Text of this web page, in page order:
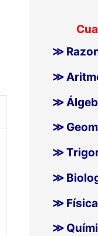
≫
≫
≫
≫
≫
≫
≫ Física
≫